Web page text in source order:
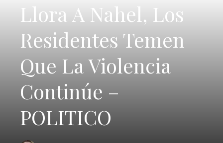
Llora A Nahel, Los
Residentes Temen
Que La Violencia
Continúe –
POLITICO